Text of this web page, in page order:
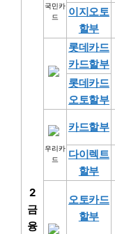
2
금
융
국민카
드
이지오토
할부
롯데카드
카드할부
롯데카드
오토할부
우리카
드
카드할부
다이렉트
할부
오토카드
할부